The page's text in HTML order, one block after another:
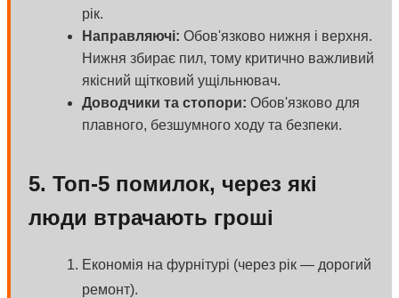
рік.
Направляючі: Обов'язково нижня і верхня.
Нижня збирає пил, тому критично важливий
якісний щітковий ущільнювач.
Доводчики та стопори: Обов'язково для
плавного, безшумного ходу та безпеки.
5. Топ-5 помилок, через які
люди втрачають гроші
Економія на фурнітурі (через рік — дорогий
ремонт).